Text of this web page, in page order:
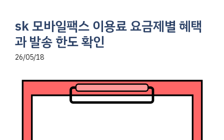
sk 모바일팩스 이용료 요금제별 혜택
과 발송 한도 확인
26/05/18